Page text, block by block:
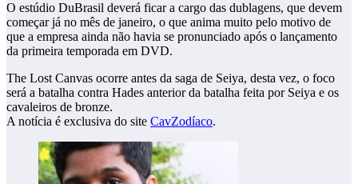
O estúdio DuBrasil deverá ficar a cargo das dublagens, que devem
começar já no mês de janeiro, o que anima muito pelo motivo de
que a empresa ainda não havia se pronunciado após o lançamento
da primeira temporada em DVD.
The Lost Canvas ocorre antes da saga de Seiya, desta vez, o foco
será a batalha contra Hades anterior da batalha feita por Seiya e os
cavaleiros de bronze.
A notícia é exclusiva do site CavZodíaco.